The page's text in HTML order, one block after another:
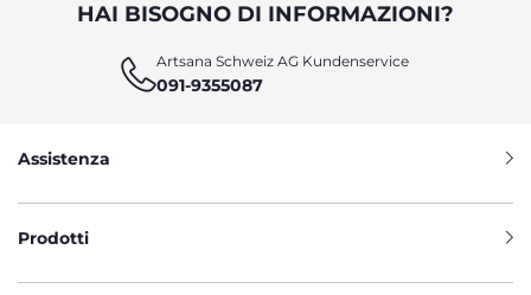
HAI BISOGNO DI INFORMAZIONI?
Artsana Schweiz AG Kundenservice
091-9355087
Assistenza
Prodotti